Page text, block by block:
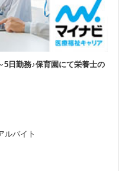
5日勤務♪保育園にて栄養士の
ルバイト